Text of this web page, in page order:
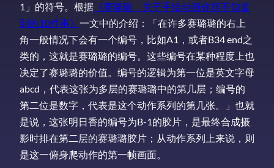
1」的符号。根据 《赛璐璐，关于手绘动画你所不知道
到的10件事》 一文中的介绍：「在许多赛璐璐的右上
角一般情况下会有一个编号，比如A1，或者B34 end之
类的，这就是赛璐璐的编号。这些编号在某种程度上也
决定了赛璐璐的价值。编号的逻辑为第一位是英文字母
abcd，代表这张为多层的赛璐璐中的第几层；编号的
第二位是数字，代表是这个动作系列的第几张。」也就
是说，这张明日香的编号为B-1的胶片，是最终合成摄
影时排在第二层的赛璐璐胶片；从动作系列上来说，则
是这一俯身爬动作的第一帧画面。